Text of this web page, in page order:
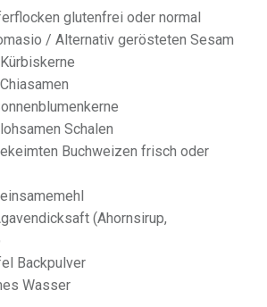
glutenfrei oder normal
/ Alternativ gerösteten Sesam
Schalen
Buchweizen frisch oder
(Ahornsirup,
Backpulver
Wasser